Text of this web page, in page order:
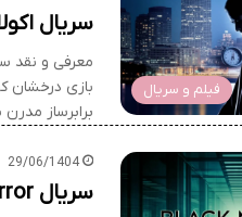
فیلم و سریال
سریال
معرفی و نقد
بازی درخشان
برابرساز
29/06/1404
سریال Black Mirror – راهنمای جامع و کامل برای تماشا